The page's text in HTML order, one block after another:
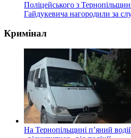
Поліцейського з
Гайдукевича нагородили за
Кримінал
На Тернопільщині п’яний